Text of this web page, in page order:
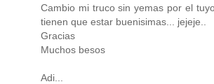
Cambio mi truco sin yemas por el
tienen que estar buenisimas... jejeje..
Gracias
Muchos besos
Adi...